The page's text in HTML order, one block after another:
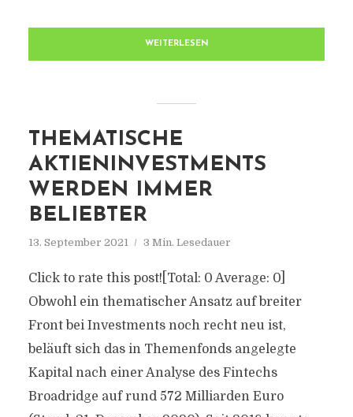
WEITERLESEN
THEMATISCHE
AKTIENINVESTMENTS
WERDEN IMMER
BELIEBTER
13. September 2021 3 Min. Lesedauer
Click to rate this post![Total: 0 Average: 0]
Obwohl ein thematischer Ansatz auf breiter
Front bei Investments noch recht neu ist,
beläuft sich das in Themenfonds angelegte
Kapital nach einer Analyse des Fintechs
Broadridge auf rund 572 Milliarden Euro